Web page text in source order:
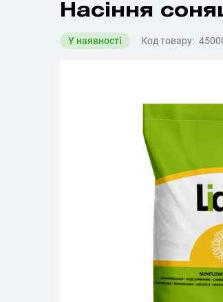
Насіння
У наявності Код товару: